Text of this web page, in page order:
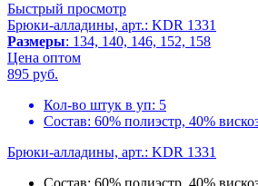
Быстрый просмотр
Брюки-алладины, арт.: KDR 1331
Размеры: 134, 140, 146, 152, 158
Цена оптом
895 руб.
Кол-во штук в уп: 5
Состав: 60% полиэстр, 40%
Брюки-алладины, арт.: KDR 1331